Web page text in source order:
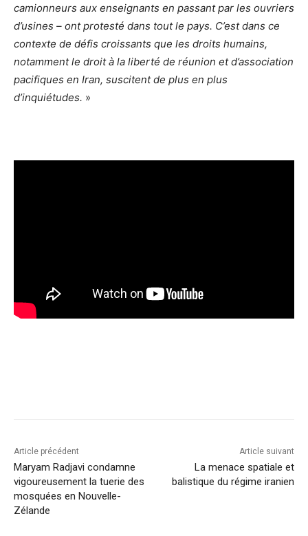
camionneurs aux enseignants en passant par les ouvriers
d’usines – ont protesté dans tout le pays. C’est dans ce
contexte de défis croissants que les droits humains,
notamment le droit à la liberté de réunion et d’association
pacifiques en Iran, suscitent de plus en plus
d’inquiétudes. »
Article précédent
Maryam Radjavi condamne
vigoureusement la tuerie des
mosquées en Nouvelle-
Zélande
Article suivant
La menace spatiale et
balistique du régime iranien